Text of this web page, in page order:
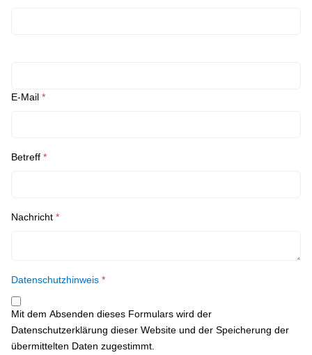
E-Mail *
Betreff *
Nachricht *
Datenschutzhinweis *
Mit dem Absenden dieses Formulars wird der
Datenschutzerklärung dieser Website und der Speicherung der
übermittelten Daten zugestimmt.